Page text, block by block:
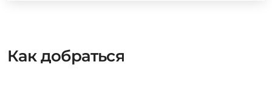
Как добраться